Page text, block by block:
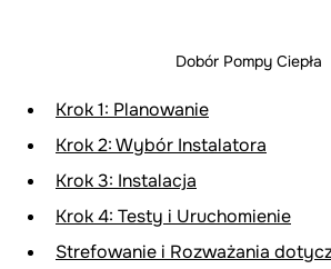
Dobór Pompy Ciepła
Krok 1: Planowanie
Krok 2: Wybór Instalatora
Krok 3: Instalacja
Krok 4: Testy i Uruchomienie
Strefowanie i Rozważania